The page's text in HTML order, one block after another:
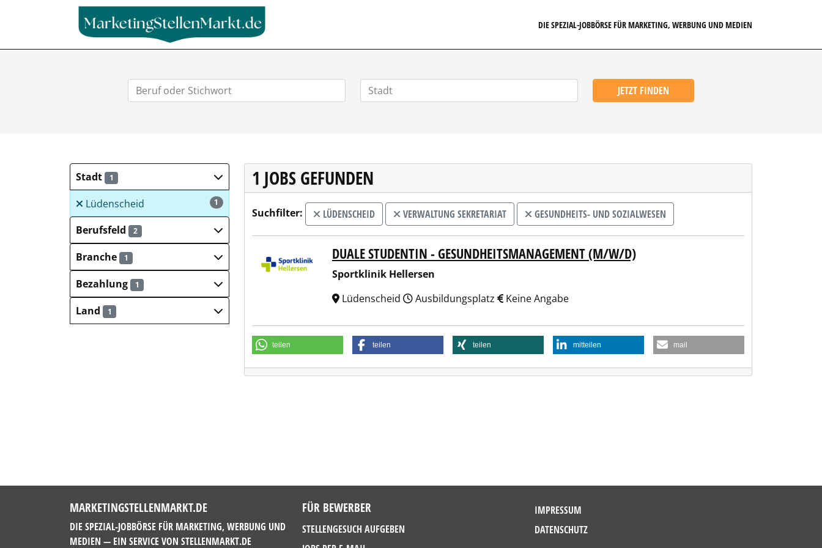
DIE SPEZIAL-JOBBÖRSE FÜR MARKETING, WERBUNG UND MEDIEN
JETZT FINDEN
Stadt 1
1
Lüdenscheid
Berufsfeld
2
Branche 1
Bezahlung 1
Land 1
1 JOBS GEFUNDEN
Suchfilter: LÜDENSCHEID VERWALTUNG SEKRETARIAT GESUNDHEITS- UND SOZIALWESEN
Sportklinik HellersenDUALE STUDENTIN - GESUNDHEITSMANAGEMENT (M/W/D)
Sportklinik Hellersen
Lüdenscheid
Ausbildungsplatz Keine Angabe
teilen teilen teilen mitteilen mail
MARKETINGSTELLENMARKT.DE
DIE SPEZIAL-JOBBÖRSE FÜR MARKETING, WERBUNG UND
MEDIEN — EIN SERVICE VON STELLENMARKT.DE
FÜR BEWERBER
STELLENGESUCH AUFGEBEN
IMPRESSUM
DATENSCHUTZ